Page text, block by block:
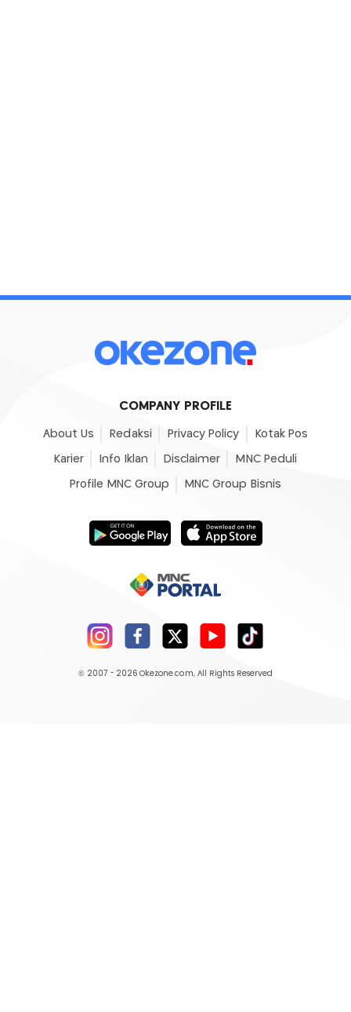
COMPANY PROFILE
About Us Redaksi Privacy Policy Kotak Pos
Karier Info Iklan Disclaimer MNC Peduli
Profile MNC Group MNC Group Bisnis
© 2007 - 2026 Okezone.com, All Rights Reserved